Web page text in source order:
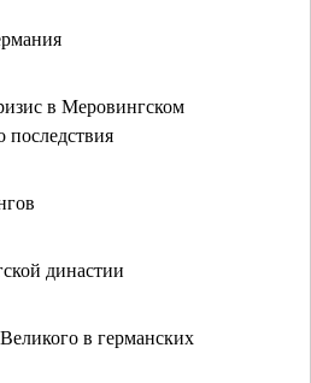
в Меровингском
последствия
династии
в германских